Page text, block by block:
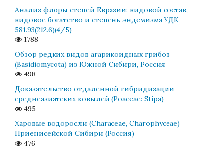
Анализ флоры степей Евразии: видовой состав,
видовое богатство и степень эндемизма УДК
581.93(212.6)(4/5)
1788
Обзор редких видов агарикоидных грибов
(Basidiomycota) из Южной Сибири, Россия
498
Доказательство отдаленной гибридизации
среднеазиатских ковылей (Poaceae: Stipa)
495
Харовые водоросли (Characeae, Charophyceae)
Приенисейской Сибири (Россия)
476